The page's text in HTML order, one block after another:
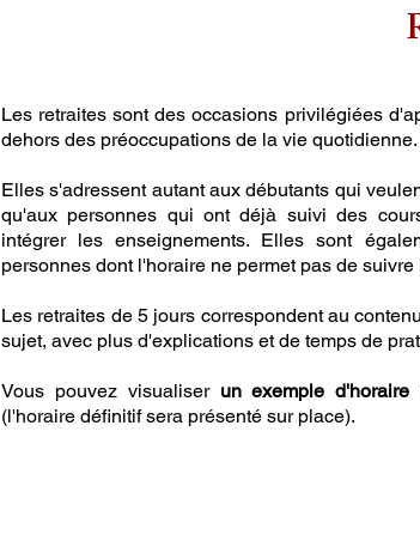
Les retraites sont des occasions privilégiées
dehors des préoccupations de la vie quotidienne.
Elles s'adressent autant aux débutants qui
qu'aux personnes qui ont déjà suivi des
intégrer les enseignements. Elles sont
personnes dont l'horaire ne permet pas de
Les retraites de 5 jours correspondent au
sujet, avec plus d'explications et de temps de
Vous pouvez visualiser un exemple d'horaire
(l'horaire définitif sera présenté sur place).